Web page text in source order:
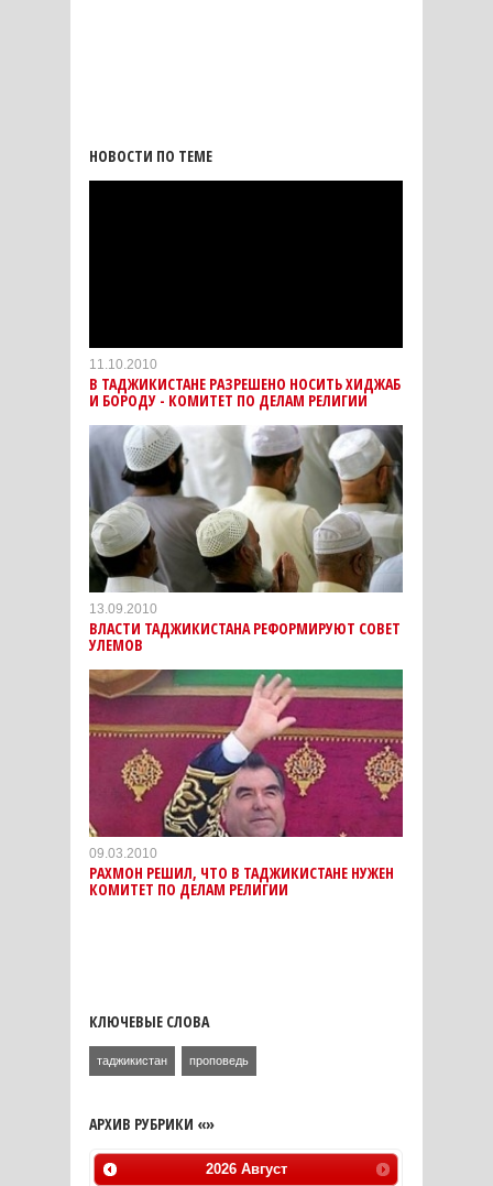
НОВОСТИ ПО ТЕМЕ
11.10.2010
В ТАДЖИКИСТАНЕ РАЗРЕШЕНО НОСИТЬ ХИДЖАБ
И БОРОДУ - КОМИТЕТ ПО ДЕЛАМ РЕЛИГИИ
13.09.2010
ВЛАСТИ ТАДЖИКИСТАНА РЕФОРМИРУЮТ СОВЕТ
УЛЕМОВ
09.03.2010
РАХМОН РЕШИЛ, ЧТО В ТАДЖИКИСТАНЕ НУЖЕН
КОМИТЕТ ПО ДЕЛАМ РЕЛИГИИ
КЛЮЧЕВЫЕ СЛОВА
таджикистан проповедь
АРХИВ РУБРИКИ «»
2026 Август